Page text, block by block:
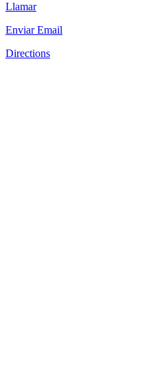
Llamar
Enviar Email
Directions